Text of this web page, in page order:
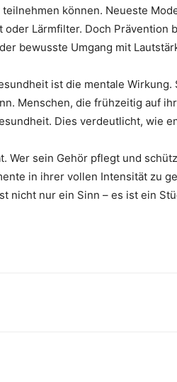
können. Neueste
Lärmfilter. Doch
bewusste Umgang mit
ist die mentale
Menschen, die frühzeitig auf
Dies verdeutlicht, wie
Wer sein Gehör pflegt und
in ihrer vollen Intensität zu
nicht nur ein Sinn – es ist ein